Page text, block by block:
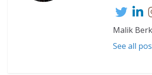
Malik
See all